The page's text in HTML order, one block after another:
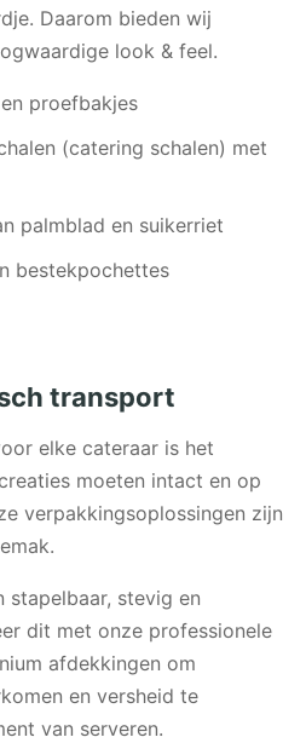
Daarom bieden wij
look & feel.
proefbakjes
(catering schalen) met
palmblad en suikerriet
bestekpochettes
transport
elke cateraar is het
moeten intact en op
verpakkingsoplossingen zijn
stapelbaar, stevig en
dit met onze professionele
afdekkingen om
en versheid te
van serveren.